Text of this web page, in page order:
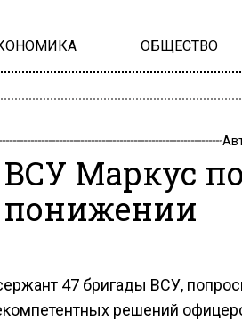
ОБЩЕСТВО
Маркус
понижении
47 бригады ВСУ,
решений